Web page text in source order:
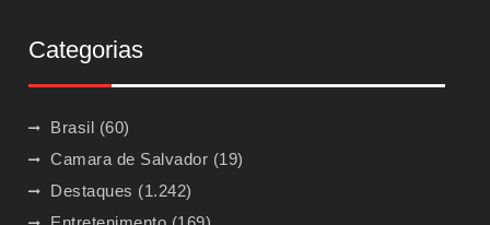
Categorias
Brasil (60)
Camara de Salvador (19)
Destaques (1.242)